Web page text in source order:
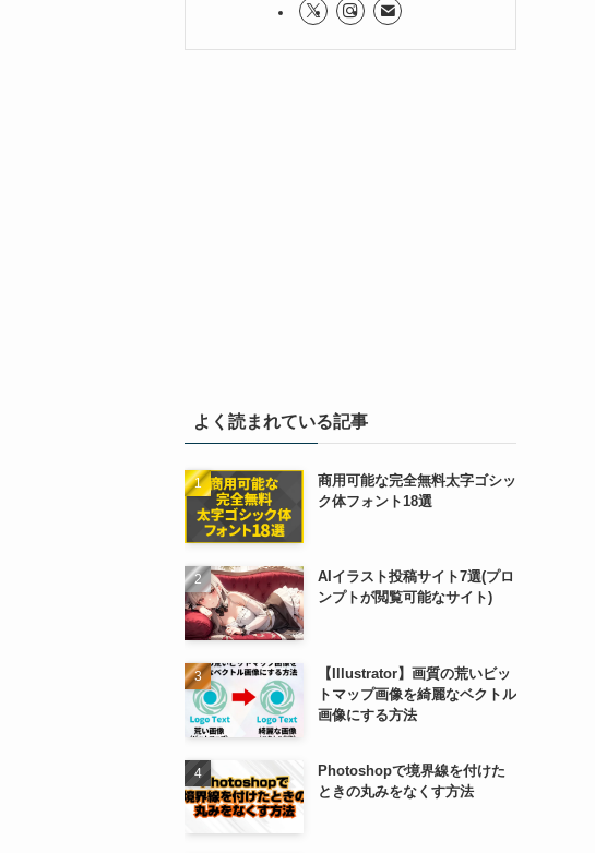
よく読まれている記事
商用可能な完全無料太字ゴシッ
ク体フォント18選
AIイラスト投稿サイト7選(プロ
ンプトが閲覧可能なサイト)
【Illustrator】画質の荒いビッ
トマップ画像を綺麗なベクトル
画像にする方法
Photoshopで境界線を付けた
ときの丸みをなくす方法